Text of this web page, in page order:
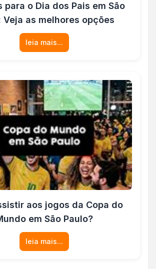
para o Dia dos Pais em São
Veja as melhores opções
leia mais...
aos jogos da Copa do
em São Paulo?
leia mais...